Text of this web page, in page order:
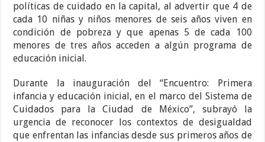
políticas de cuidado en la capital, al advertir que 4 de
cada 10 niñas y niños menores de seis años viven en
condición de pobreza y que apenas 5 de cada 100
menores de tres años acceden a algún programa de
educación inicial.
Durante la inauguración del “Encuentro: Primera
infancia y educación inicial, en el marco del Sistema de
Cuidados para la Ciudad de México”, subrayó la
urgencia de reconocer los contextos de desigualdad
que enfrentan las infancias desde sus primeros años de